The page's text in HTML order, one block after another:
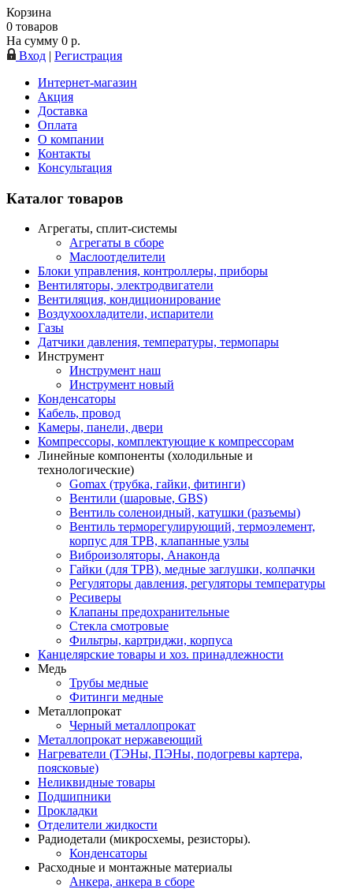
Корзина
0 товаров
На сумму 0 р.
Вход | Регистрация
Интернет-магазин
Акция
Доставка
Оплата
О компании
Контакты
Консультация
Каталог товаров
Агрегаты, сплит-системы
Агрегаты в сборе
Маслоотделители
Блоки управления, контроллеры, приборы
Вентиляторы, электродвигатели
Вентиляция, кондиционирование
Воздухоохладители, испарители
Газы
Датчики давления, температуры, термопары
Инструмент
Инструмент наш
Инструмент новый
Конденсаторы
Кабель, провод
Камеры, панели, двери
Компрессоры, комплектующие к компрессорам
Линейные компоненты (холодильные и
технологические)
Gomax (трубка, гайки, фитинги)
Вентили (шаровые, GBS)
Вентиль соленоидный, катушки (разъемы)
Вентиль терморегулирующий, термоэлемент,
корпус для ТРВ, клапанные узлы
Виброизоляторы, Анаконда
Гайки (для ТРВ), медные заглушки, колпачки
Регуляторы давления, регуляторы температуры
Ресиверы
Клапаны предохранительные
Стекла смотровые
Фильтры, картриджи, корпуса
Канцелярские товары и хоз. принадлежности
Медь
Трубы медные
Фитинги медные
Металлопрокат
Черный металлопрокат
Металлопрокат нержавеющий
Нагреватели (ТЭНы, ПЭНы, подогревы картера,
поясковые)
Неликвидные товары
Подшипники
Прокладки
Отделители жидкости
Радиодетали (микросхемы, резисторы).
Конденсаторы
Расходные и монтажные материалы
Анкера, анкера в сборе